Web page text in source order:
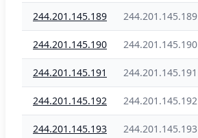
244.201.145.189 244.201.145.189
244.201.145.190 244.201.145.190
244.201.145.191 244.201.145.191
244.201.145.192 244.201.145.192
244.201.145.193 244.201.145.193